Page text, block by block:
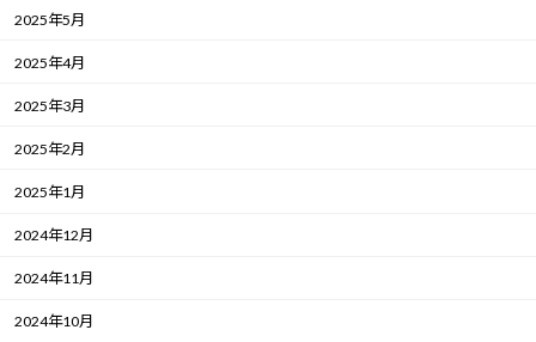
2025年5月
2025年4月
2025年3月
2025年2月
2025年1月
2024年12月
2024年11月
2024年10月